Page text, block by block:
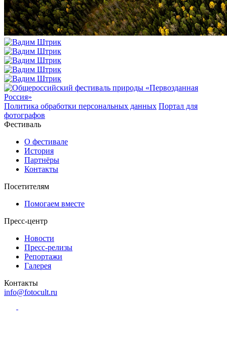
Политика обработки персональных данных Портал для
фотографов
Фестиваль
О фестивале
История
Партнёры
Контакты
Посетителям
Помогаем вместе
Пресс-центр
Новости
Пресс-релизы
Репортажи
Галерея
Контакты
info@fotocult.ru